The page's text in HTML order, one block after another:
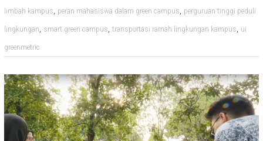
limbah kampus, peran mahasiswa dalam green campus, perguruan tinggi peduli
lingkungan, smart green campus, transportasi ramah lingkungan kampus, ui
greenmetric